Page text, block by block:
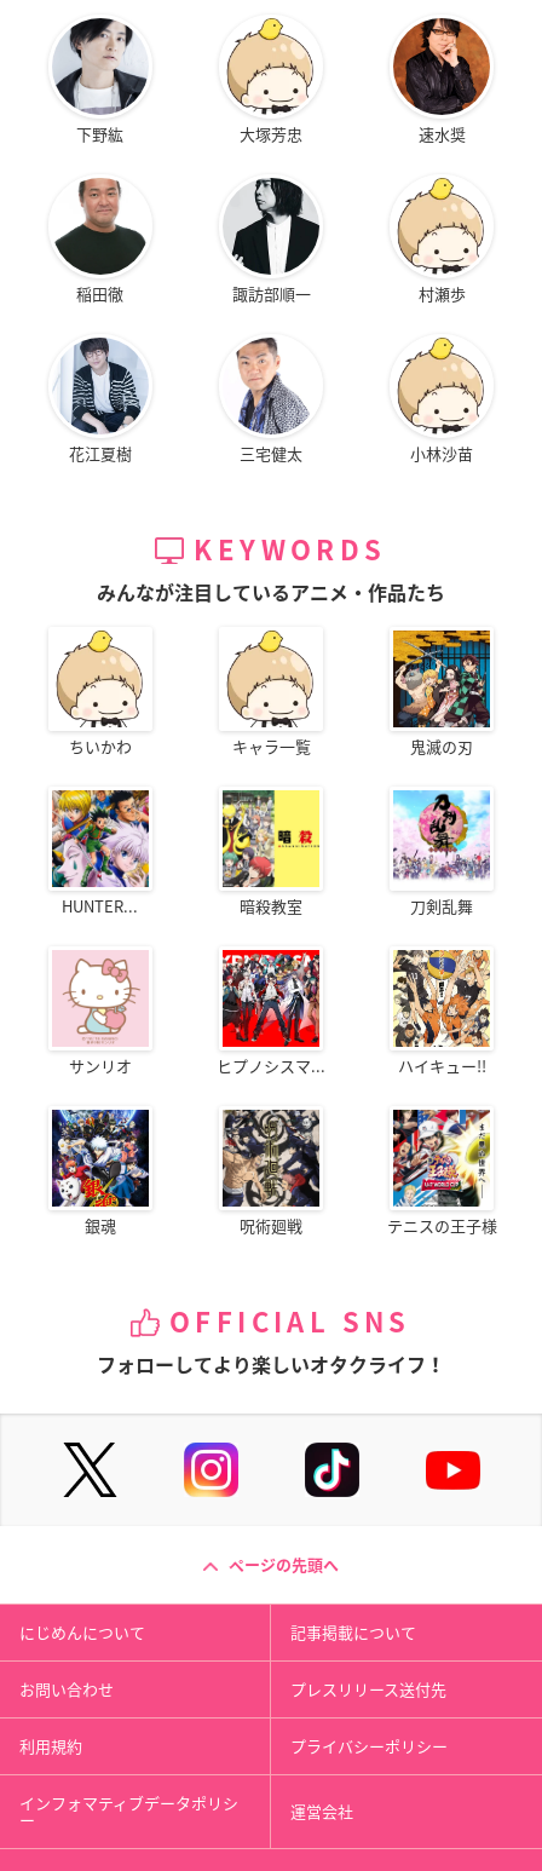
下野紘 大塚芳忠 速水奨
稲田徹 諏訪部順一 村瀬歩
花江夏樹 三宅健太 小林沙苗
KEYWORDS
みんなが注目しているアニメ・作品たち
ちいかわ キャラ一覧 鬼滅の刃
HUNTER... 暗殺教室 刀剣乱舞
サンリオ ヒプノシスマ... ハイキュー!!
銀魂 呪術廻戦 テニスの王子様
OFFICIAL SNS
フォローしてより楽しいオタクライフ！
ページの先頭へ
にじめんについて 記事掲載について
お問い合わせ プレスリリース送付先
利用規約 プライバシーポリシー
インフォマティブデータポリシ
ー 運営会社